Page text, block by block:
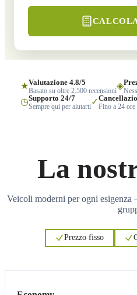
★Valutazione 4.8/5
Basato su oltre 2.500 recensioni◈
◷Supporto 24/7
Sempre qui per aiutarti✓Fino a 24 ore
La
Veicoli moderni per ogni
Prezzo fisso